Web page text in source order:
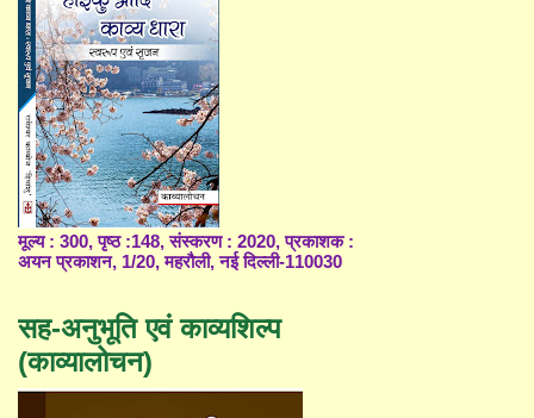
मूल्य : 300, पृष्ठ :148, संस्करण : 2020, प्रकाशक :
अयन प्रकाशन, 1/20, महरौली, नई दिल्ली-110030
सह-अनुभूति एवं काव्यशिल्प
(काव्यालोचन)